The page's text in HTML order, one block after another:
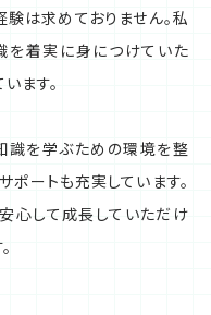
は求めておりません。私
を着実に身につけていた
ます。
識を学ぶための環境を整
ポートも充実しています。
心して成長していただけ